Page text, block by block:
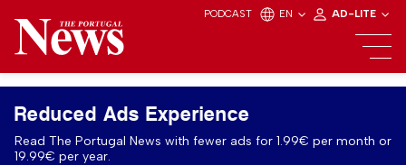
PODCAST EN AD-LITE
Reduced Ads Experience
Read The Portugal News with fewer ads for 1.99€ per month or
19.99€ per year.